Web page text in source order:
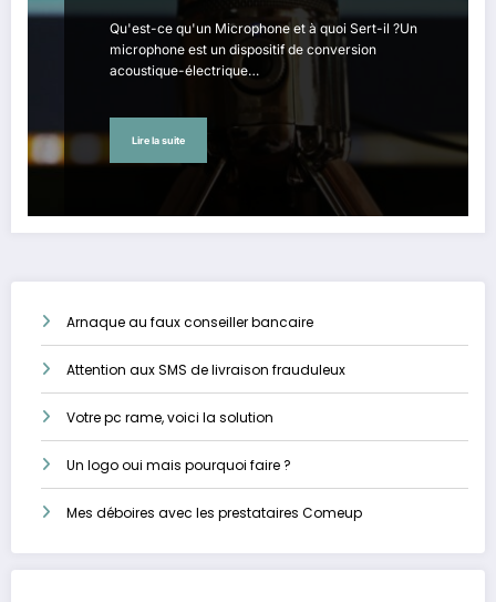
Qu'est-ce qu'un Microphone et à quoi Sert-il ?Un
microphone est un dispositif de conversion
acoustique-électrique…
Lire la suite
Arnaque au faux conseiller bancaire
Attention aux SMS de livraison frauduleux
Votre pc rame, voici la solution
Un logo oui mais pourquoi faire ?
Mes déboires avec les prestataires Comeup